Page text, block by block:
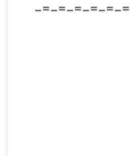
-=-=-=-=-=-